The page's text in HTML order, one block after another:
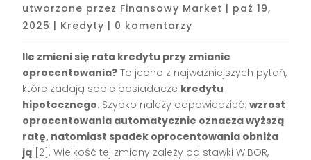
utworzone przez Finansowy Market | paź 19,
2025 | Kredyty | 0 komentarzy
Ile zmieni się rata kredytu przy zmianie
oprocentowania? To jedno z najważniejszych pytań,
które zadają sobie posiadacze kredytu
hipotecznego. Szybko należy odpowiedzieć:wzrost
oprocentowania automatycznie oznacza wyższą
ratę, natomiast spadek oprocentowania obniża
ją [2] . Wielkość tej zmiany zależy od stawki WIBOR,